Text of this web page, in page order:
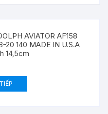
AVIATOR AF158
20 140 MADE IN U.S.A
14,5cm